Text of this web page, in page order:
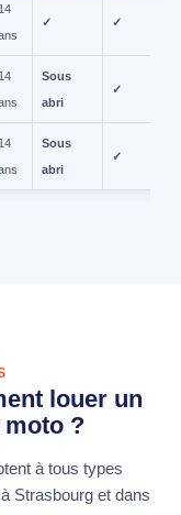
14
✓ ✓
14
Sous
abri
✓
14
Sous
abri
✓
louer un
?
à tous types
Strasbourg et dans